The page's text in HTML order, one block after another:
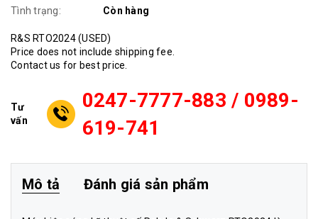
Tình trạng:
Còn hàng
R&S RTO2024 (USED)
Price does not include shipping fee.
Contact us for best price.
Tư
vấn
0247-7777-883 / 0989-
619-741
Mô tả Đánh giá sản phẩm